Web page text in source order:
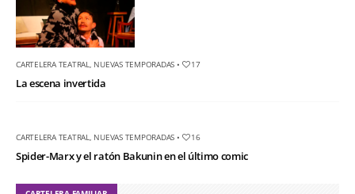
CARTELERA TEATRAL NUEVAS TEMPORADAS • 17
La escena invertida
CARTELERA TEATRAL NUEVAS TEMPORADAS • 16
Spider-Marx y el ratón Bakunin en el último comic